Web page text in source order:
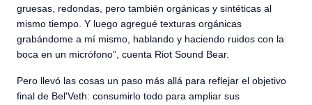
gruesas, redondas, pero también orgánicas y sintéticas al
mismo tiempo. Y luego agregué texturas orgánicas
grabándome a mí mismo, hablando y haciendo ruidos con la
boca en un micrófono”, cuenta Riot Sound Bear.
Pero llevó las cosas un paso más allá para reflejar el objetivo
final de Bel'Veth: consumirlo todo para ampliar sus